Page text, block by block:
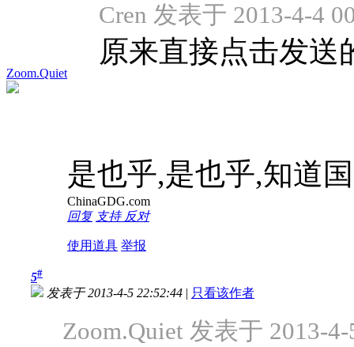
Zoom.Quiet
Cren 发表于 2013-4-4
原来直接点击发送
是也乎,是也乎,知道
ChinaGDG.com
回复 支持 反对
使用道具 举报
5#
发表于 2013-4-5 22:52:44 | 只看该作者
Zoom.Quiet 发表于 2013-